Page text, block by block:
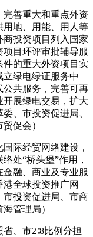
完善重大和重点外资
用地、用能、用人等
投资项目列入国家
目环评审批辅导服
件的重大外资项目实
绿电绿证服务中
公共服务，完善可再
展绿电交易，扩大
、市投资促进局、
促会）
际经贸网络建设，
处“桥头堡”作用，
融、商业及专业服
全球投资推广网
市投资促进局、市商
管理局）
、市2∶8比例分担